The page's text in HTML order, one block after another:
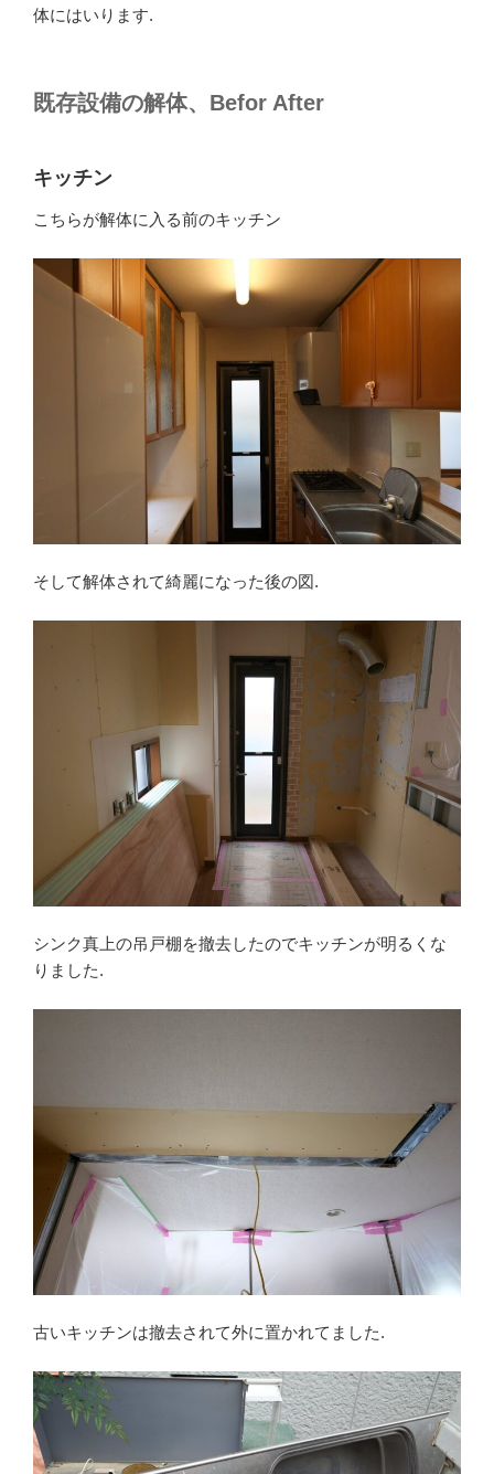
体にはいります.
既存設備の解体、Befor After
キッチン
こちらが解体に入る前のキッチン
そして解体されて綺麗になった後の図.
シンク真上の吊戸棚を撤去したのでキッチンが明るくな
りました.
古いキッチンは撤去されて外に置かれてました.